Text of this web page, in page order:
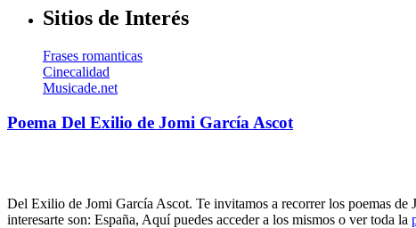
Sitios de Interés
Frases romanticas
Cinecalidad
Musicade.net
Poema Del Exilio de Jomi García Ascot
Del Exilio de Jomi García Ascot. Te invitamos a recorrer los poemas de
interesarte son: España, Aquí puedes acceder a los mismos o ver toda la